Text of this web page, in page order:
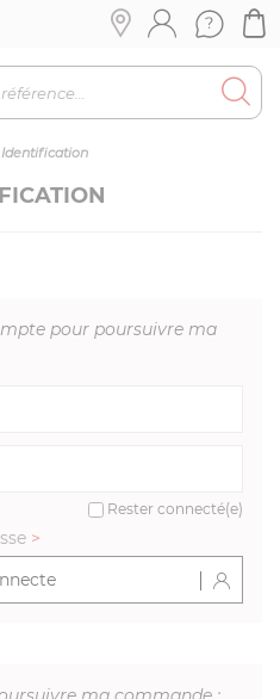
Identification
pour poursuivre ma
Rester connecté(e)
>